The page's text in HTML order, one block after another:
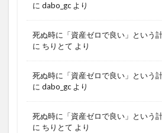
に dabo_gc より
死ぬ時に「資産ゼロで良い」という
に ちりとて より
死ぬ時に「資産ゼロで良い」という
に dabo_gc より
死ぬ時に「資産ゼロで良い」という
に ちりとて より